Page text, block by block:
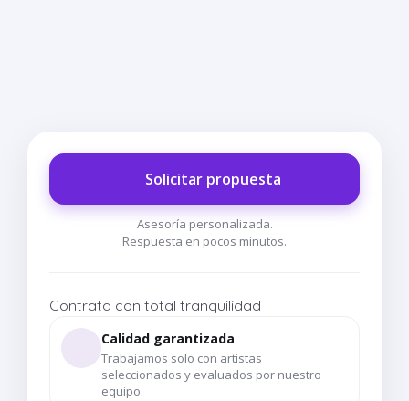
Solicitar propuesta
Asesoría personalizada.
Respuesta en pocos minutos.
Contrata con total tranquilidad
Calidad garantizada
Trabajamos solo con artistas
seleccionados y evaluados por nuestro
equipo.